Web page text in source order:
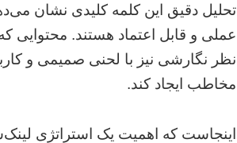
تحلیل دقیق این کلمه کلیدی نشان
عملی و قابل اعتماد هستند. محتوایی
نظر نگارشی نیز با لحنی صمیمی و
مخاطب ایجاد کند.
اینجاست که اهمیت یک استراتژی